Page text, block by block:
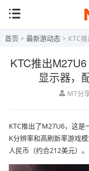
首页 > 最新游动态 > KTC推出
KTC推出
显示器，
MT分
KTC推出了M27U6，这
K分辨率和高刷新率游戏
人民币（约合212美元）。